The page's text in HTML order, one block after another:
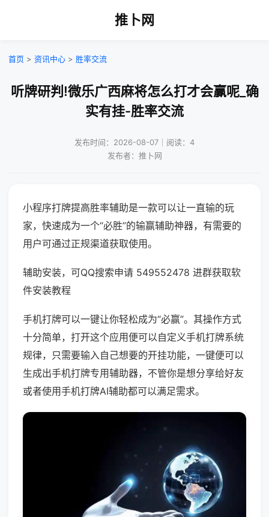
推卜网
首页 > 资讯中心 > 胜率交流
听牌研判!微乐广西麻将怎么打才会赢呢_确
实有挂-胜率交流
发布时间：2026-08-07｜阅读：4
发布者：推卜网
小程序打牌提高胜率辅助是一款可以让一直输的玩
家，快速成为一个“必胜”的输赢辅助神器，有需要的
用户可通过正规渠道获取使用。
辅助安装，可QQ搜索申请 549552478 进群获取软
件安装教程
手机打牌可以一键让你轻松成为“必赢”。其操作方式
十分简单，打开这个应用便可以自定义手机打牌系统
规律，只需要输入自己想要的开挂功能，一键便可以
生成出手机打牌专用辅助器，不管你是想分享给好友
或者使用手机打牌AI辅助都可以满足需求。